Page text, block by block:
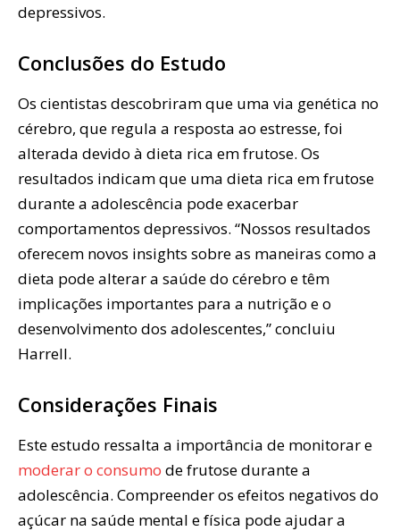
depressivos.
Conclusões do Estudo
Os cientistas descobriram que uma via genética no
cérebro, que regula a resposta ao estresse, foi
alterada devido à dieta rica em frutose. Os
resultados indicam que uma dieta rica em frutose
durante a adolescência pode exacerbar
comportamentos depressivos. “Nossos resultados
oferecem novos insights sobre as maneiras como a
dieta pode alterar a saúde do cérebro e têm
implicações importantes para a nutrição e o
desenvolvimento dos adolescentes,” concluiu
Harrell.
Considerações Finais
Este estudo ressalta a importância de monitorar e
moderar o consumo de frutose durante a
adolescência. Compreender os efeitos negativos do
açúcar na saúde mental e física pode ajudar a